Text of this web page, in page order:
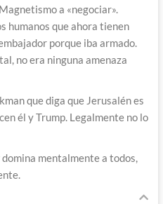
a «negociar».
humanos que ahora tienen
porque iba armado.
no era ninguna amenaza
que diga que Jerusalén es
él y Trump. Legalmente no lo
mentalmente a todos,